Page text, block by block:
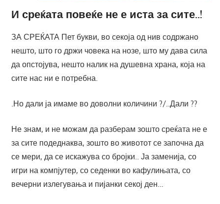
И среќата повеќе не е иста за сите..!
ЗА СРЕЌАТА Пет букви, во секоја од нив содржано
нешто, што го држи човека на нозе, што му дава сила
да опстојува, нешто налик на душевна храна, која на
сите нас ни е потребна.
.Но дали ја имаме во доволни количини ?/..Дали ??
Не знам, и не можам да разберам зошто среќата не е
за сите подеднаква, зошто во животот се започна да
се мери, да се искажува со бројки.. Ја заменија, со
игри на компјутер, со седенки во кафулињата, со
вечерни излегувања и пијанки секој ден…